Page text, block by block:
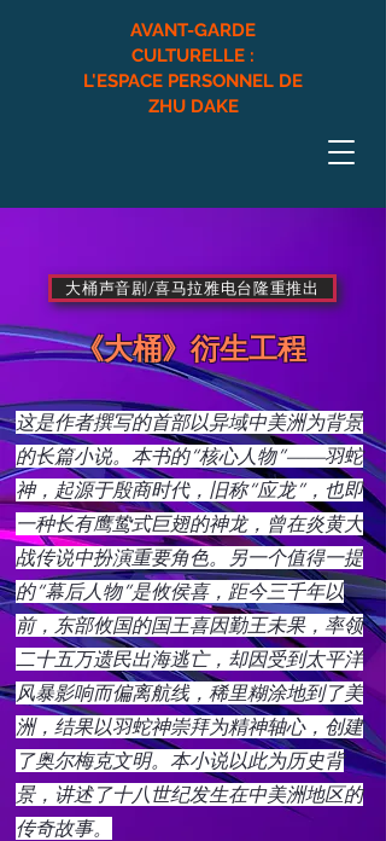
AVANT-GARDE
CULTURELLE :
L'ESPACE PERSONNEL DE
ZHU DAKE
大桶声音剧/喜马拉雅电台隆重推出
这是作者撰写的首部以异域中美洲为背景
的长篇小说。本书的“核心人物”——羽蛇
神，起源于殷商时代，旧称“应龙”，也即
一种长有鹰鸷式巨翅的神龙，曾在炎黄大
战传说中扮演重要角色。另一个值得一提
的“幕后人物”是攸侯喜，距今三千年以
前，东部攸国的国王喜因勤王未果，率领
二十五万遗民出海逃亡，却因受到太平洋
风暴影响而偏离航线，稀里糊涂地到了美
洲，结果以羽蛇神崇拜为精神轴心，创建
了奥尔梅克文明。本小说以此为历史背
景，讲述了十八世纪发生在中美洲地区的
传奇故事。
《大桶》衍生工程